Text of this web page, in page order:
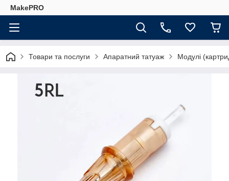
MakePRO
Товари та послуги Апаратний татуаж Модулі